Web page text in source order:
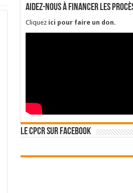
Aidez-nous à financer les
Cliquez ici pour faire un don.
Le CPCR sur Facebook